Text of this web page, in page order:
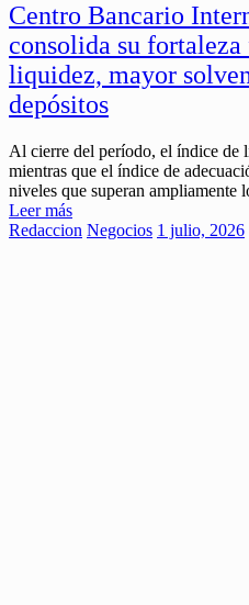
Centro Bancario
consolida su
liquidez, mayor
depósitos
Al cierre del período, el índice de
mientras que el índice de
niveles que superan ampliamente
Leer más
Redaccion Negocios 1 julio, 2026